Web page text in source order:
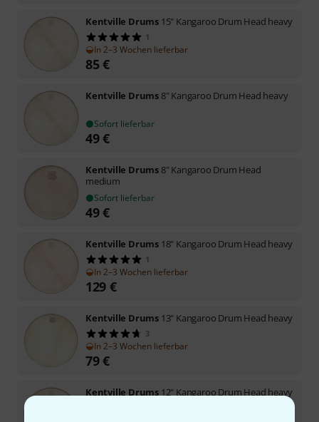
Kentville Drums 15" Kangaroo Drum Head heavy
1
In 2–3 Wochen lieferbar
85€
Kentville Drums 8" Kangaroo Drum Head heavy
Sofort lieferbar
49€
Kentville Drums 8" Kangaroo Drum Head
medium
Sofort lieferbar
49€
Kentville Drums 18" Kangaroo Drum Head heavy
1
In 2–3 Wochen lieferbar
129 €
Kentville Drums 13" Kangaroo Drum Head heavy
3
In 2–3 Wochen lieferbar
79€
Kentville Drums 12" Kangaroo Drum Head heavy